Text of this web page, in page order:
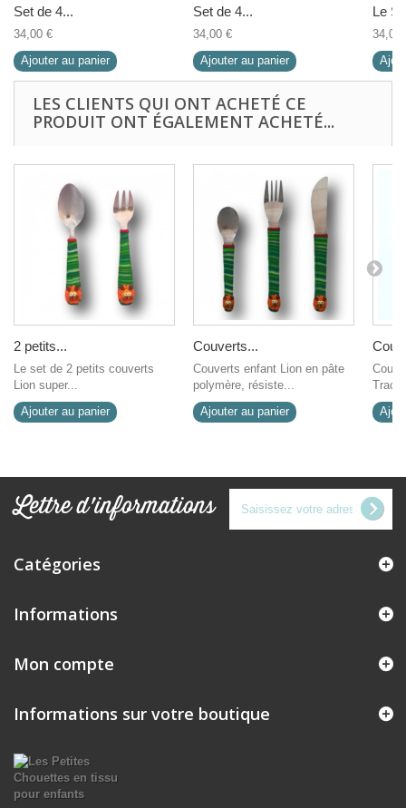
Set de 4...
34,00 €
Ajouter au panier
Set de 4...
34,00 €
Ajouter au panier
Le
34,00
LES CLIENTS QUI ONT ACHETÉ CE
PRODUIT ONT ÉGALEMENT ACHETÉ...
2 petits...
Le set de 2 petits couverts
Lion super...
Ajouter au panier
Couverts...
Couverts enfant Lion en pâte
polymère, résiste...
Ajouter au panier
Lettre d'informations
Catégories
Informations
Mon compte
Informations sur votre boutique